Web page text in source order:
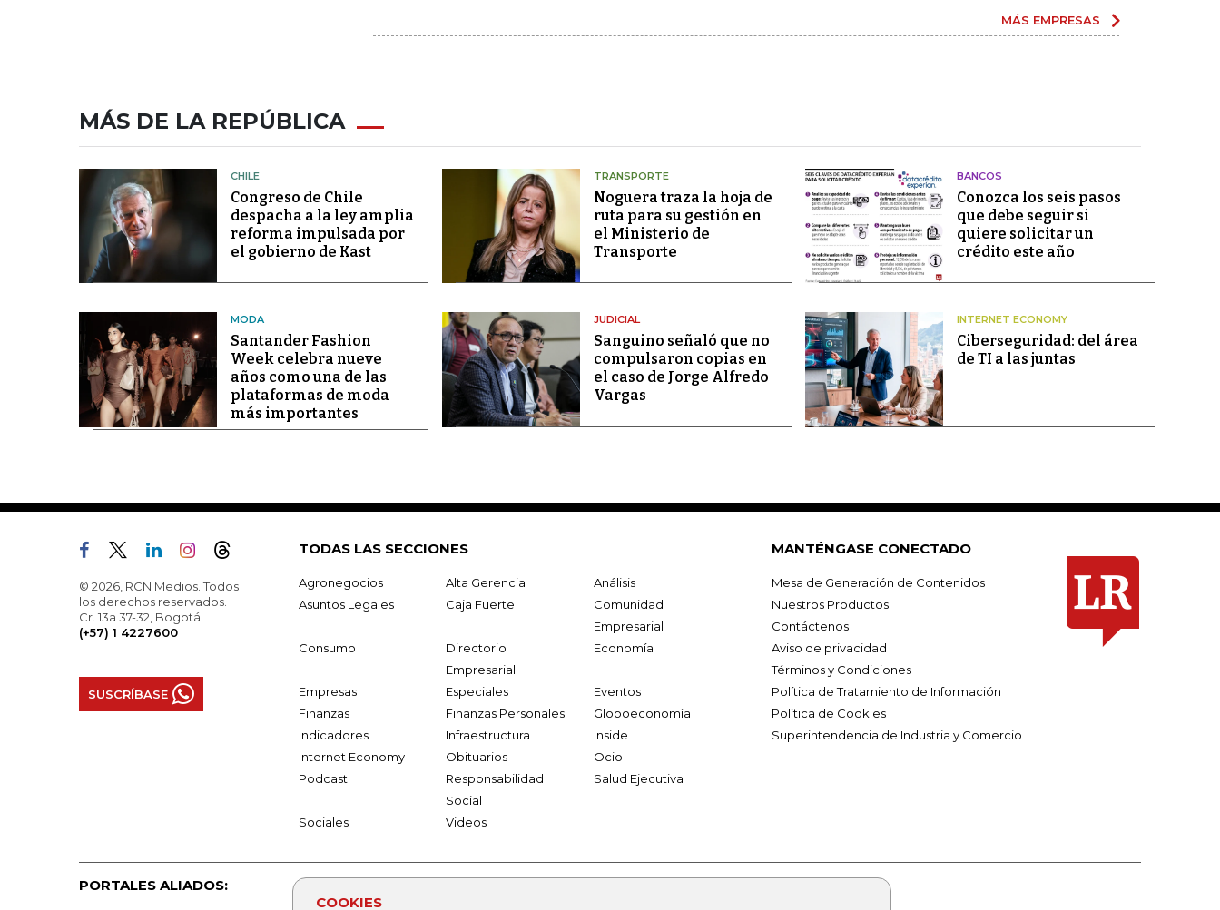
COOKIES
MÁS EMPRESAS
MÁS DE LA REPÚBLICA
CHILE
Congreso de Chile
despacha a la ley amplia
reforma impulsada por
el gobierno de Kast
TRANSPORTE
Noguera traza la hoja de
ruta para su gestión en
el Ministerio de
Transporte
BANCOS
Conozca los seis pasos
que debe seguir si
quiere solicitar un
crédito este año
MODA
Santander Fashion
Week celebra nueve
años como una de las
plataformas de moda
más importantes
JUDICIAL
Sanguino señaló que no
compulsaron copias en
el caso de Jorge Alfredo
Vargas
INTERNET ECONOMY
Ciberseguridad: del área
de TI a las juntas
© 2026, RCN Medios. Todos
los derechos reservados.
Cr. 13a 37-32, Bogotá
(+57) 1 4227600
SUSCRÍBASE
TODAS LAS SECCIONES
Agronegocios Alta Gerencia
Análisis
Asuntos Legales
Caja Fuerte
Comunidad
Empresarial
Consumo
Directorio
Empresarial
Economía
Empresas Especiales
Eventos
Finanzas
Finanzas Personales
Globoeconomía
Indicadores
Infraestructura
Inside
Internet Economy
Obituarios
Ocio
Podcast
Responsabilidad
Social
Salud Ejecutiva
Sociales Videos
MANTÉNGASE CONECTADO
Mesa de Generación de Contenidos
Nuestros Productos
Contáctenos
Aviso de privacidad
Términos y Condiciones
Política de Tratamiento de Información
Política de Cookies
Superintendencia de Industria y Comercio
PORTALES ALIADOS: